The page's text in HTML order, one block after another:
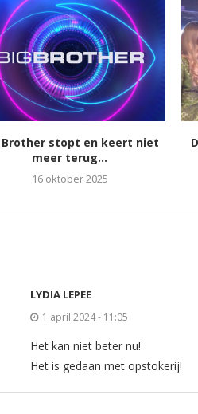
Brother stopt en keert niet
meer terug...
16 oktober 2025
LYDIA LEPEE
1 april 2024 - 11:05
Het kan niet beter nu!
Het is gedaan met opstokerij!